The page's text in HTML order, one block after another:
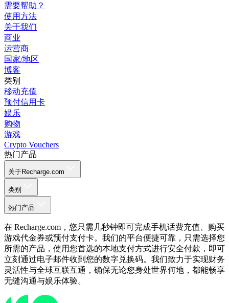
需要帮助？
使用方法
关于我们
商业
运营商
国家/地区
博客
类别
移动充值
预付信用卡
娱乐
购物
游戏
Crypto Vouchers
热门产品
关于Recharge.com
类别
热门产品
在 Recharge.com，您只需几秒钟即可完成手机话费充值、购买
游戏代金券或预付支付卡。我们的平台便捷可靠，只需选择您
所需的产品，使用您首选的本地支付方式进行安全付款，即可
立刻通过电子邮件收到您的数字兑换码。我们致力于实现财务
灵活性与全球互联互通，确保无论您身处世界何地，都能畅享
无缝沟通与娱乐体验。